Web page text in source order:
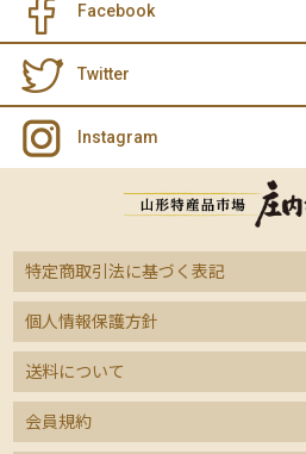
Facebook
Twitter
Instagram
特定商取引法に基づく表記
個人情報保護方針
送料について
会員規約